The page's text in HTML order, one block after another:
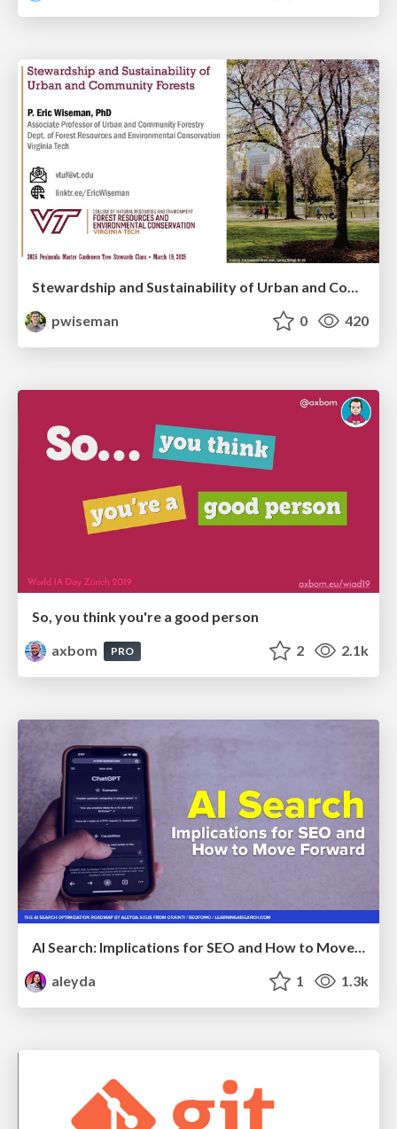
Stewardship and Sustainability of Urban and Community Forests
pwiseman
0 420
So, you think you're a good person
axbom
PRO 2 2.1k
aleyda
1 1.3k